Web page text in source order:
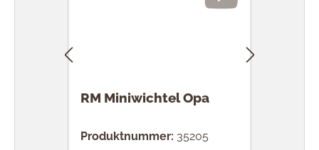
RM Miniwichtel Opa
Produktnummer: 35205